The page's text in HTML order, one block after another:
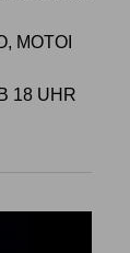
MOTOI
18 UHR